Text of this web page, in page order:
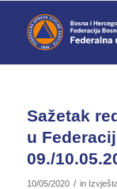
Sažetak
u
09./
10/05/2020 / in